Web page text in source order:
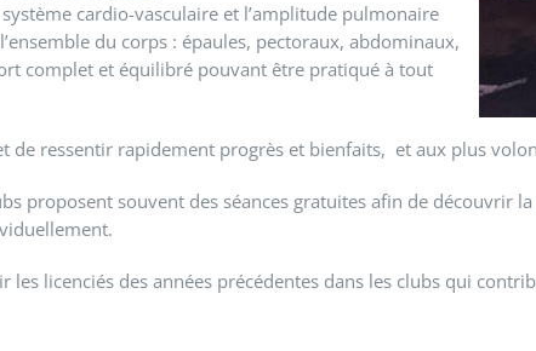
cardio-vasculaire et l’amplitude pulmonaire
du corps : épaules, pectoraux, abdominaux,
complet et équilibré pouvant être pratiqué à tout
de ressentir rapidement progrès et bienfaits, et aux plus
proposent souvent des séances gratuites afin de découvrir
les licenciés des années précédentes dans les clubs qui